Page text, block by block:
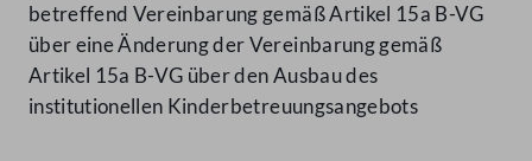
betreffend Vereinbarung gemäß Artikel 15a B-VG
über eine Änderung der Vereinbarung gemäß
Artikel 15a B-VG über den Ausbau des
institutionellen Kinderbetreuungsangebots